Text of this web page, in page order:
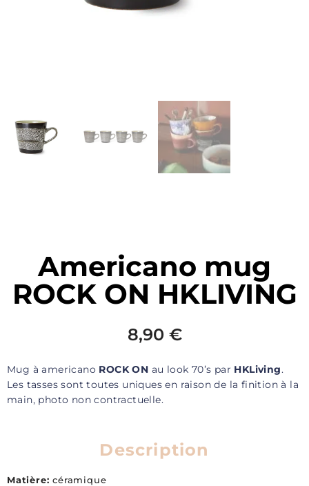
Americano mug
ROCK ON HKLIVING
8,90 €
Mug à americano ROCK ON au look 70’s par HKLiving.
Les tasses sont toutes uniques en raison de la finition à la
main, photo non contractuelle.
Description
Matière: céramique